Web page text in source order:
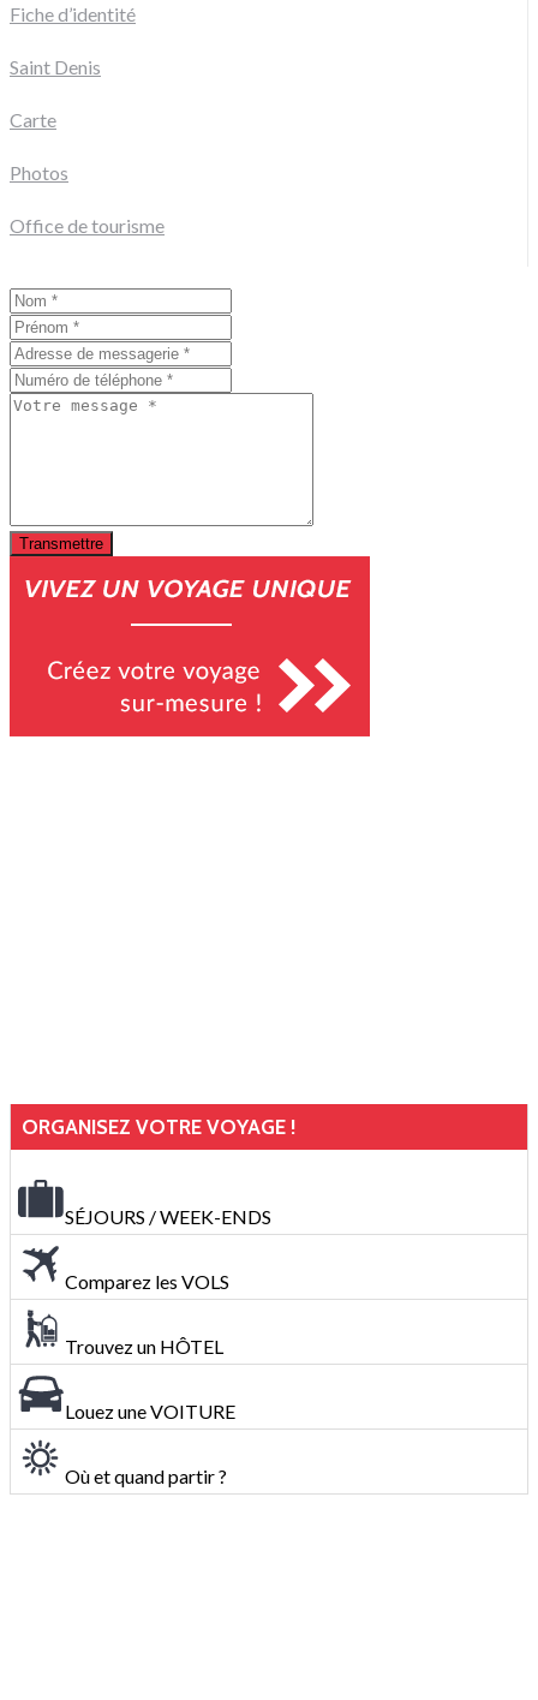
Fiche d’identité
Saint Denis
Carte
Photos
Office de tourisme
ORGANISEZ VOTRE VOYAGE !
SÉJOURS / WEEK-ENDS
Comparez les VOLS
Trouvez un HÔTEL
Louez une VOITURE
Où et quand partir ?